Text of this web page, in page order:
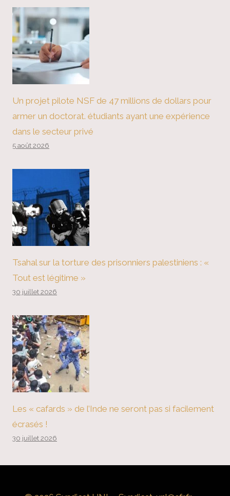
Un projet pilote NSF de 47 millions de dollars pour
armer un doctorat. étudiants ayant une expérience
dans le secteur privé
5 août 2026
Tsahal sur la torture des prisonniers palestiniens : «
Tout est légitime »
30 juillet 2026
Les « cafards » de l’Inde ne seront pas si facilement
écrasés !
30 juillet 2026